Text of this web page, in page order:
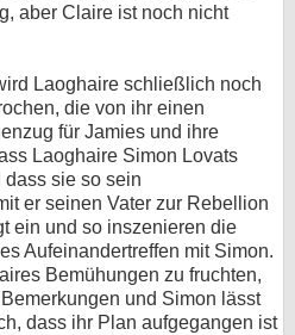
aber Claire ist noch nicht
Laoghaire schließlich noch
die von ihr einen
für Jamies und ihre
Laoghaire Simon Lovats
sie so sein
er seinen Vater zur Rebellion
ein und so inszenieren die
Aufeinandertreffen mit Simon.
Bemühungen zu fruchten,
und Simon lässt
dass ihr Plan aufgegangen ist